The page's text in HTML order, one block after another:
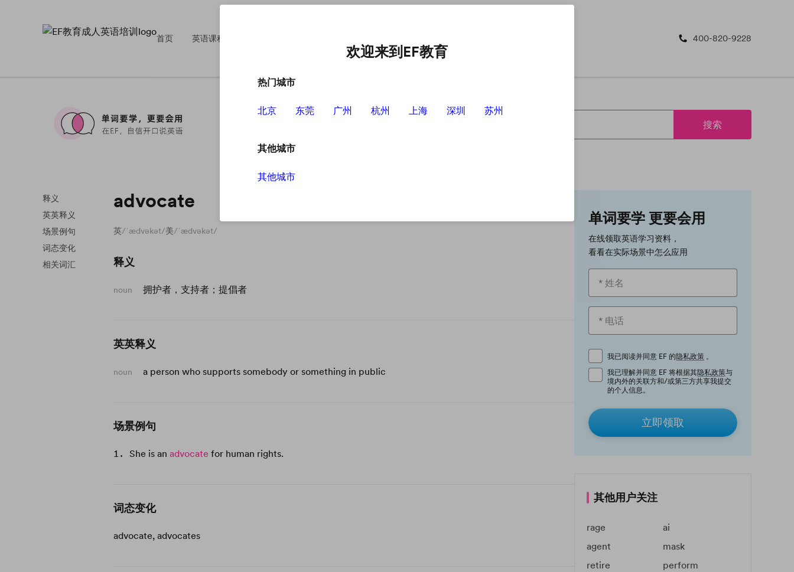
首页 英语课程 400-820-9228
搜索
释义
英英释义
场景例句
词态变化
相关词汇
advocate
英/ˈædvəkət/美/ˈædvəkət/
释义
noun 拥护者，支持者；提倡者
英英释义
noun a person who supports somebody or something in public
场景例句
She is an advocate for human rights.
词态变化
advocate, advocates
单词要学 更要会用
在线领取英语学习资料，
看看在实际场景中怎么应用
我已阅读并同意 EF 的隐私政策 。
我已理解并同意 EF 将根据其隐私政策与
境内外的关联方和/或第三方共享我提交
的个人信息。
立即领取
其他用户关注
rage
ai
agent
mask
retire
perform
欢迎来到EF教育
热门城市
北京 东莞 广州 杭州 上海 深圳 苏州
其他城市
其他城市